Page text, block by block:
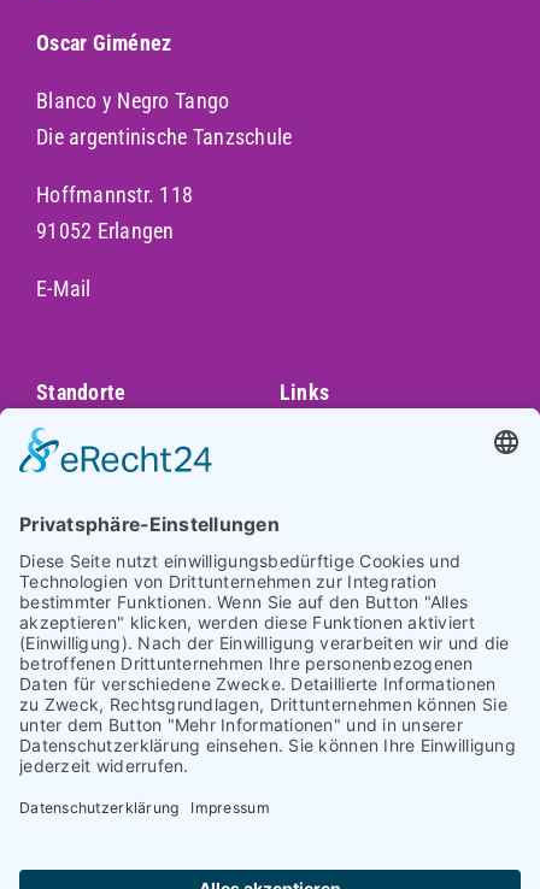
Oscar Giménez
Blanco y Negro Tango
Die argentinische Tanzschule
Hoffmannstr. 118
91052 Erlangen
E-Mail
Standorte
Augsburg
Darmstadt
Frankfurt
Heidelberg
Hofheim am
Taunus
Mannheim
München
Nürnberg
Regensburg
Links
Impressum
Datenschutz
Cookie-Einstellungen